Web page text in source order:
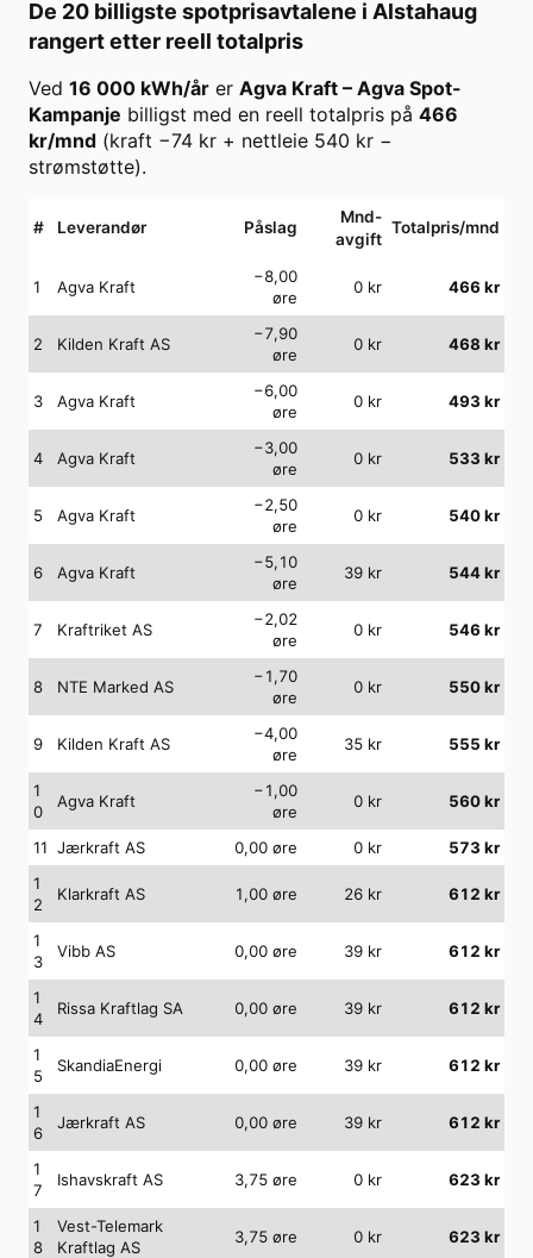
De 20 billigste spotprisavtalene i Alstahaug
rangert etter reell totalpris
Ved 16 000 kWh/år er Agva Kraft – Agva Spot-
Kampanje billigst med en reell totalpris på 466
kr/mnd (kraft −74 kr + nettleie 540 kr −
strømstøtte).
# Leverandør Påslag
Mnd-
avgift
Totalpris/mnd
1 Agva Kraft
−8,00
øre
0 kr 466 kr
2 Kilden Kraft AS
−7,90
øre
0 kr 468 kr
3 Agva Kraft
−6,00
øre
0 kr 493 kr
4 Agva Kraft
−3,00
øre
0 kr 533 kr
5 Agva Kraft
−2,50
øre
0 kr 540kr
6 Agva Kraft
−5,10
øre
39 kr 544kr
7 Kraftriket AS
−2,02
øre
0 kr 546 kr
8 NTE Marked AS
−1,70
øre
0 kr 550kr
9 Kilden Kraft AS
−4,00
øre
35 kr 555 kr
1
0
Agva Kraft
−1,00
øre
0 kr 560kr
11 Jærkraft AS 0,00 øre 0 kr 573 kr
1
2
Klarkraft AS 1,00 øre 26 kr 612 kr
1
3
Vibb AS 0,00 øre 39 kr 612 kr
1
4
Rissa Kraftlag SA 0,00 øre 39 kr 612 kr
1
5
SkandiaEnergi 0,00 øre 39 kr 612 kr
1
6
Jærkraft AS 0,00 øre 39 kr 612 kr
1
7
Ishavskraft AS 3,75 øre 0 kr 623 kr
1
8
Vest-Telemark
Kraftlag AS
3,75 øre 0 kr 623 kr